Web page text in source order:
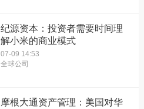
纪源资本：投资者需要时间理
解小米的商业模式
07-09 14:53
全球公司
摩根大通资产管理：美国对华